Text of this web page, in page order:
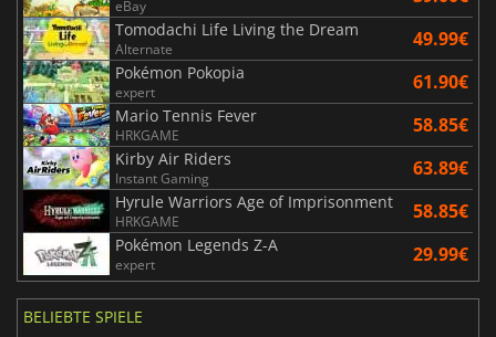
eBay
Tomodachi Life Living the Dream
Alternate 49.99€
Pokémon Pokopia
expert 61.90€
Mario Tennis Fever
HRKGAME 58.85€
Kirby Air Riders
Instant Gaming 63.89€
Hyrule Warriors Age of Imprisonment
HRKGAME 58.85€
Pokémon Legends Z-A
expert 29.99€
BELIEBTE SPIELE